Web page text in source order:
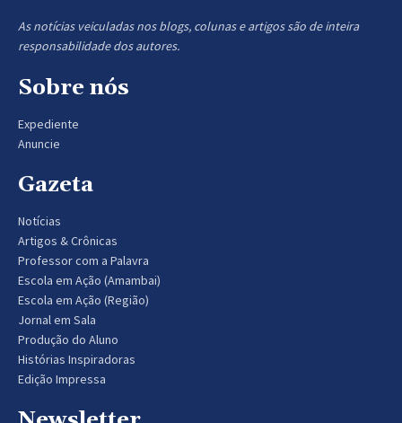
As notícias veiculadas nos blogs, colunas e artigos são de inteira
responsabilidade dos autores.
Sobre nós
Expediente
Anuncie
Gazeta
Notícias
Artigos & Crônicas
Professor com a Palavra
Escola em Ação (Amambai)
Escola em Ação (Região)
Jornal em Sala
Produção do Aluno
Histórias Inspiradoras
Edição Impressa